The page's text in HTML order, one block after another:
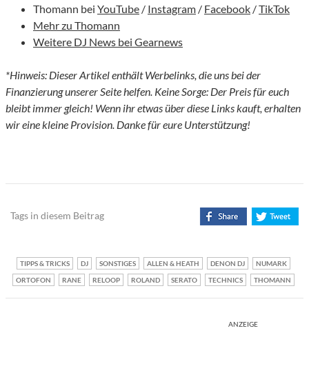
Thomann bei YouTube / Instagram / Facebook /TikTok
Mehr zu Thomann
Weitere DJ News bei Gearnews
*Hinweis: Dieser Artikel enthält Werbelinks, die uns bei der
Finanzierung unserer Seite helfen. Keine Sorge: Der Preis für euch
bleibt immer gleich! Wenn ihr etwas über diese Links kauft, erhalten
wir eine kleine Provision. Danke für eure Unterstützung!
Tags in diesem Beitrag
TIPPS & TRICKS DJ SONSTIGES ALLEN & HEATH DENON DJ
NUMARK
ORTOFON
RANE RELOOP ROLAND SERATO TECHNICS THOMANN
ANZEIGE